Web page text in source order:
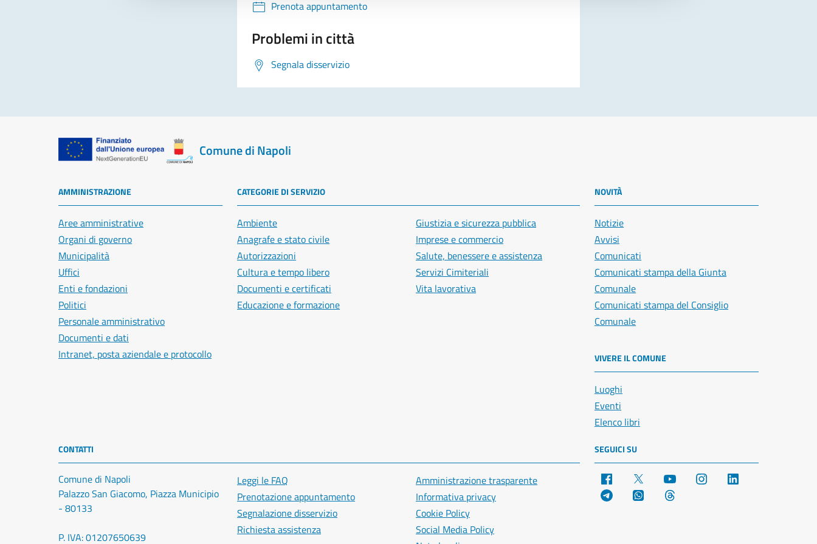
Prenota appuntamento
Problemi in città
Segnala disservizio
Comune di Napoli
AMMINISTRAZIONE
Aree amministrative
Organi di governo
Municipalità
Uffici
Enti e fondazioni
Politici
Personale amministrativo
Documenti e dati
Intranet, posta aziendale e protocollo
CATEGORIE DI SERVIZIO
Ambiente
Anagrafe e stato civile
Autorizzazioni
Cultura e tempo libero
Documenti e certificati
Educazione e formazione
Giustizia e sicurezza pubblica
Imprese e commercio
Salute, benessere e assistenza
Servizi Cimiteriali
Vita lavorativa
NOVITÀ
Notizie
Avvisi
Comunicati
Comunicati stampa della Giunta
Comunale
Comunicati stampa del Consiglio
Comunale
VIVERE IL COMUNE
Luoghi
Eventi
Elenco libri
CONTATTI
Comune di Napoli
Palazzo San Giacomo, Piazza Municipio
- 80133
P. IVA: 01207650639
Leggi le FAQ
Prenotazione appuntamento
Segnalazione disservizio
Richiesta assistenza
Amministrazione trasparente
Informativa privacy
Cookie Policy
Social Media Policy
SEGUICI SU
Facebook YouTube Instagram
Telegram WhatsApp